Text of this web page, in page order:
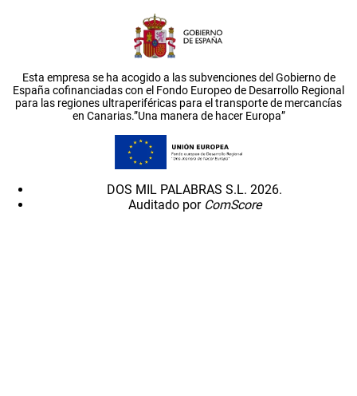
Esta empresa se ha acogido a las subvenciones del Gobierno de
España cofinanciadas con el Fondo Europeo de Desarrollo Regional
para las regiones ultraperiféricas para el transporte de mercancías
en Canarias.”Una manera de hacer Europa”
DOS MIL PALABRAS S.L. 2026.
Auditado por ComScore